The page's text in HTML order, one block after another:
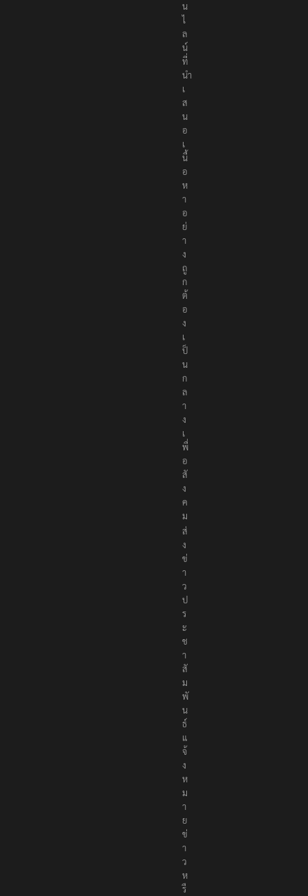
น
ไ
ล
น์
ที่
นำ
เ
ส
น
อ
เ
นื้
อ
ห
า
อ
ย่
า
ง
ถู
ก
ต้
อ
ง
เ
ป็
น
ก
ล
า
ง
เ
พื่
อ
สั
ง
ค
ม
ส่
ง
ข่
า
ว
ป
ร
ะ
ช
า
สั
ม
พั
น
ธ์
แ
จ้
ง
ห
ม
า
ย
ข่
า
ว
ห
รื